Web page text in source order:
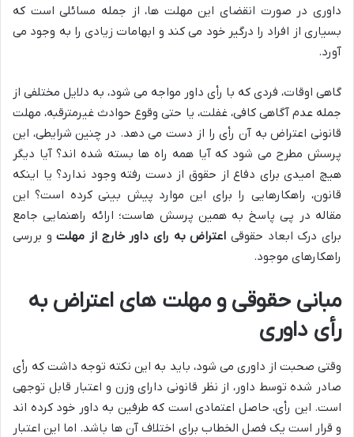
داوری در صورت انقضای این مهلت ها، از جمله مسائلی است که
بسیاری از افراد را درگیر خود می کند و ابهامات زیادی را به وجود می
آورد.
گاهی اوقات، فردی که با رأی داور مواجه می شود، به دلایل مختلفی از
جمله عدم آگاهی کافی، غفلت، یا حتی وقوع حوادث غیرمترقبه، مهلت
قانونی اعتراض به آن رأی را از دست می دهد. در چنین شرایطی، این
پرسش مطرح می شود که آیا همه راه ها بسته شده اند؟ آیا دیگر
هیچ امیدی برای دفاع از حقوق از دست رفته وجود ندارد؟ یا اینکه
قانون، راهکارهایی را برای این موارد پیش بینی کرده است؟ این
مقاله در پی پاسخ به همین پرسش هاست؛ ارائه راهنمایی جامع
برای درک ابعاد حقوقی اعتراض به رای داور خارج از مهلتو بررسی
راهکارهای موجود.
مبانی حقوقی و مهلت های اعتراض به
رأی داوری
وقتی صحبت از داوری می شود، باید به این نکته توجه داشت که رأی
صادر شده توسط داور، از نظر قانونی دارای وزن و اعتبار قابل توجهی
است. این رأی، حاصل اعتمادی است که طرفین به داور خود کرده اند
و قرار است یک فصل الخطاب برای اختلاف آن ها باشد. اما این اعتبار